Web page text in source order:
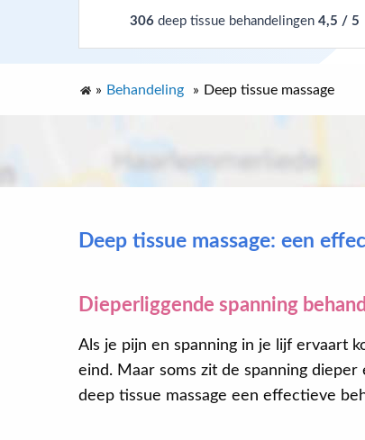
306 deep tissue behandelingen4,5 / 5
» Behandeling » Deep tissue massage
Deep tissue massage: een
Dieperliggende spanning
Als je pijn en spanning in je lijf ervaart
eind. Maar soms zit de spanning
deep tissue massage een effectieve